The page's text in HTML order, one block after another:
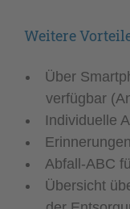
Weitere
Über
verfügbar
Individuelle
Abfall-ABC
Übersicht